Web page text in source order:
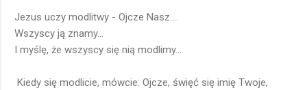
Jezus uczy modlitwy - Ojcze Nasz....
Wszyscy ją znamy...
I myślę, że wszyscy się nią modlimy...
Kiedy się modlicie, mówcie: Ojcze, święć się imię Twoje,